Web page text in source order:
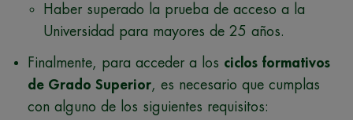
Haber superado la prueba de acceso a la
Universidad para mayores de 25 años.
Finalmente, para acceder a los ciclos formativos
de Grado Superior, es necesario que cumplas
con alguno de los siguientes requisitos: